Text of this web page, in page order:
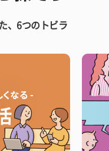
、6つのトビラ